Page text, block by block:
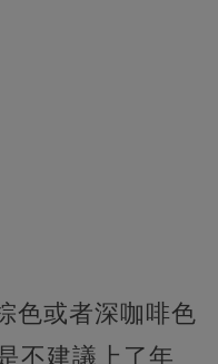
色或者深咖啡色
不建議上了年